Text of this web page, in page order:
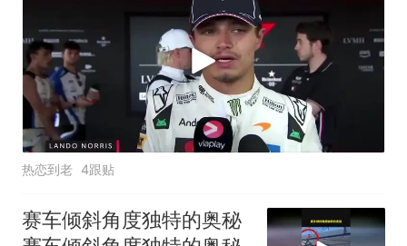
热恋到老 4跟贴
赛车倾斜角度独特的奥秘